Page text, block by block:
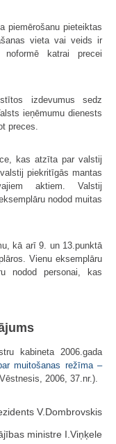
piemērošanu pieteiktas
vieta vai veids ir
katrai precei
izdevumus sedz
ieņēmumu dienests
preces.
kas atzīta par valstij
piekritīgās mantas
aktiem. Valstij
nodod muitas
kā arī 9. un 13.punktā
Vienu eksemplāru
nodod personai, kas
kabineta 2006.gada
muitošanas režīma –
2006, 37.nr.).
V.Dombrovskis
ministre I.Viņķele